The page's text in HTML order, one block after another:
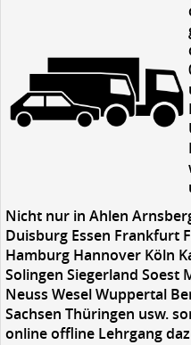
Nicht nur in Ahlen
Duisburg Essen Frankfurt
Hamburg Hannover Köln
Solingen Siegerland
Neuss Wesel Wuppertal
Sachsen Thüringen usw.
online offline Lehrgang